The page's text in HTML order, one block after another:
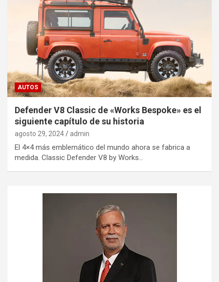
AUTOS
Defender V8 Classic de «Works Bespoke» es el
siguiente capítulo de su historia
agosto 29, 2024 admin
El 4×4 más emblemático del mundo ahora se fabrica a
medida. Classic Defender V8 by Works…